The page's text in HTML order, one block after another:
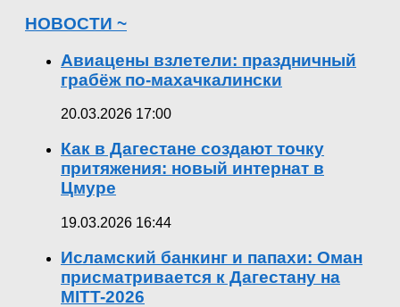
НОВОСТИ ~
Авиацены взлетели: праздничный
грабёж по-махачкалински
20.03.2026 17:00
Как в Дагестане создают точку
притяжения: новый интернат в
Цмуре
19.03.2026 16:44
Исламский банкинг и папахи: Оман
присматривается к Дагестану на
MITT-2026